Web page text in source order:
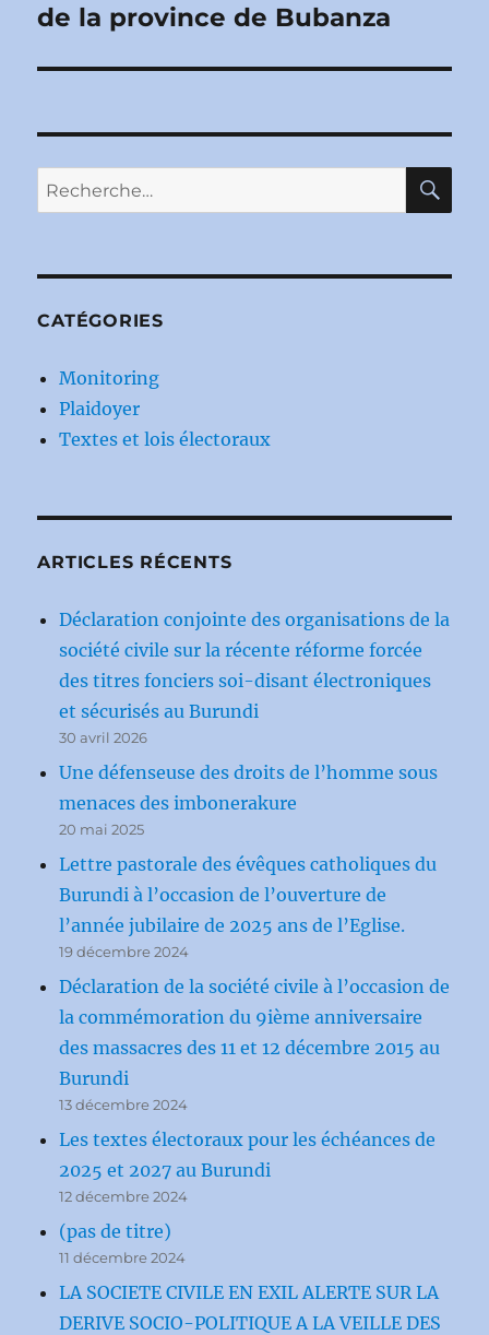
de la province de Bubanza
Recherche
pour :
CATÉGORIES
Monitoring
Plaidoyer
Textes et lois électoraux
ARTICLES RÉCENTS
Déclaration conjointe des organisations de la
société civile sur la récente réforme forcée
des titres fonciers soi-disant électroniques
et sécurisés au Burundi
30 avril 2026
Une défenseuse des droits de l’homme sous
menaces des imbonerakure
20 mai 2025
Lettre pastorale des évêques catholiques du
Burundi à l’occasion de l’ouverture de
l’année jubilaire de 2025 ans de l’Eglise.
19 décembre 2024
Déclaration de la société civile à l’occasion de
la commémoration du 9ième anniversaire
des massacres des 11 et 12 décembre 2015 au
Burundi
13 décembre 2024
Les textes électoraux pour les échéances de
2025 et 2027 au Burundi
12 décembre 2024
(pas de titre)
11 décembre 2024
LA SOCIETE CIVILE EN EXIL ALERTE SUR LA
DERIVE SOCIO-POLITIQUE A LA VEILLE DES